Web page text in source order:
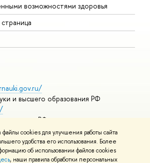
cookies для улучшения работы сайта
удобства его использования. Более
об использовании файлов cookies
, наши правила обработки персональных
возможностями здоровья
и высшего образования РФ
РФ
mooc
онлайн-курсы